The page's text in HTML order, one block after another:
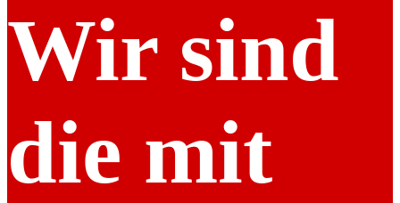
Wir sind
die mit